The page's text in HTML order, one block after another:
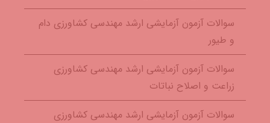
سوالات آزمون آزمایشی ارشد مهندسی کشاورزی دام
و طیور
سوالات آزمون آزمایشی ارشد مهندسی کشاورزی
زراعت و اصلاح نباتات
سوالات آزمون آزمایشی ارشد مهندسی کشاورزی